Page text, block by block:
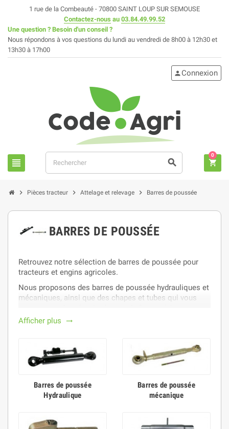
1 rue de la Combeauté - 70800 SAINT LOUP SUR SEMOUSE
Contactez-nous au 03.84.49.99.52
Une question ? Besoin d'un conseil ?
Nous répondons à vos questions du lundi au vendredi de 8h00 à 12h30 et
13h30 à 17h00
view_headline search
person Connexion
shopping_cart
0
chevron_right Pièces tracteur chevron_right Attelage et relevage chevron_right Barres de poussée
BARRES DE POUSSÉE
Retrouvez notre sélection de barres de poussée pour
tracteurs et engins agricoles.
Nous proposons des barres de poussée hydrauliques et
mécaniques, ainsi que des chapes et tubes qui vous
demande.
Afficher plus trending_flat
Barres de poussée
Hydraulique
Barres de poussée
mécanique